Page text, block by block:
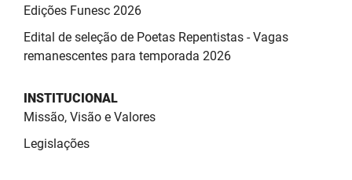
Edições Funesc 2026
Edital de seleção de Poetas Repentistas - Vagas
remanescentes para temporada 2026
INSTITUCIONAL
Missão, Visão e Valores
Legislações